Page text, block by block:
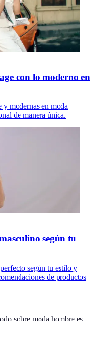
con lo moderno en
y modernas en moda
de manera única.
según tu
según tu estilo y
de productos
sobre moda hombre.es.